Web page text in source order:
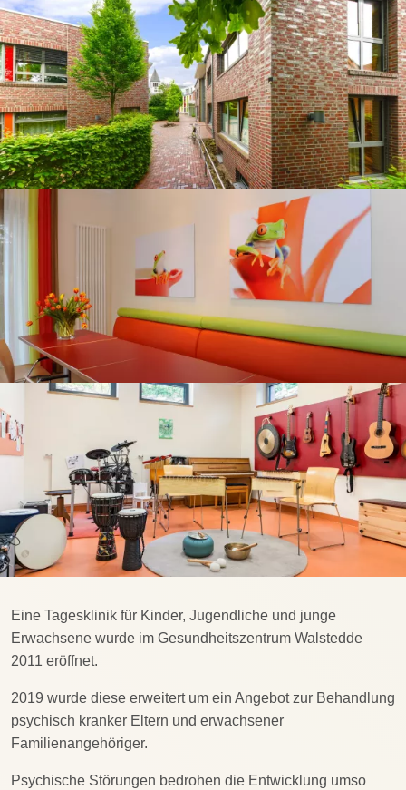
Eine Tagesklinik für Kinder, Jugendliche und junge
Erwachsene wurde im Gesundheitszentrum Walstedde
2011 eröffnet.
2019 wurde diese erweitert um ein Angebot zur Behandlung
psychisch kranker Eltern und erwachsener
Familienangehöriger.
Psychische Störungen bedrohen die Entwicklung umso